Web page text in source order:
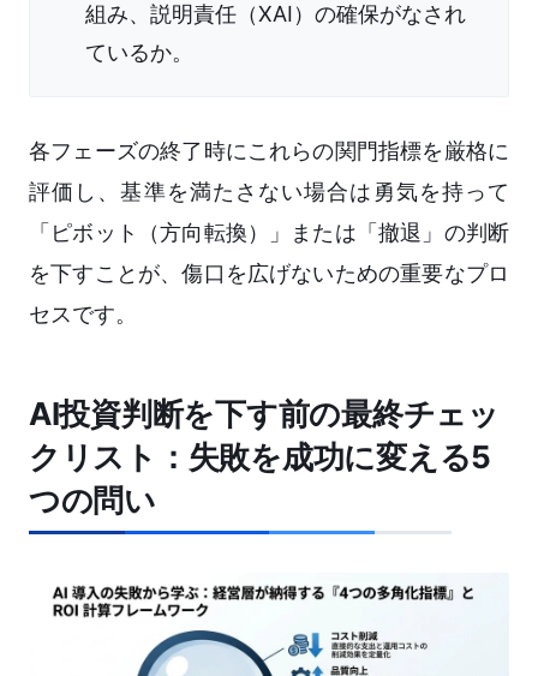
組み、説明責任（XAI）の確保がなされ
ているか。
各フェーズの終了時にこれらの関門指標を厳格に
評価し、基準を満たさない場合は勇気を持って
「ピボット（方向転換）」または「撤退」の判断
を下すことが、傷口を広げないための重要なプロ
セスです。
AI投資判断を下す前の最終チェッ
クリスト：失敗を成功に変える5
つの問い